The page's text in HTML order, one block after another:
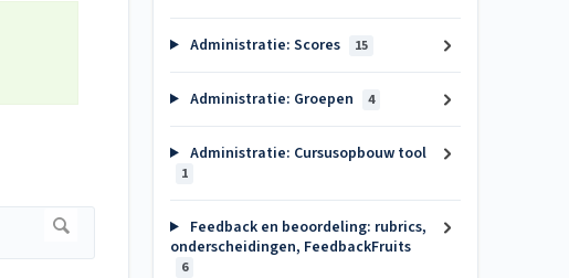
Administratie: Scores 15
Administratie: Groepen 4
Administratie: Cursusopbouw tool
1
Feedback en beoordeling: rubrics,
onderscheidingen, FeedbackFruits
6